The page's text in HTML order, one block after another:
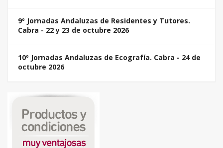
9º Jornadas Andaluzas de Residentes y Tutores.
Cabra - 22 y 23 de octubre 2026
10º Jornadas Andaluzas de Ecografía. Cabra - 24 de
octubre 2026